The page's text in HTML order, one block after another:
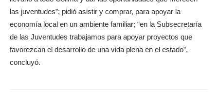
las juventudes”; pidió asistir y comprar, para apoyar la
economía local en un ambiente familiar; “en la Subsecretaría
de las Juventudes trabajamos para apoyar proyectos que
favorezcan el desarrollo de una vida plena en el estado”,
concluyó.